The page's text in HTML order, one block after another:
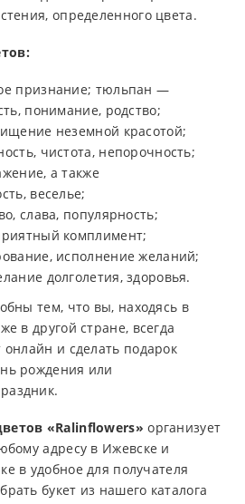
определенного цвета.
признание; тюльпан —
понимание, родство;
неземной красотой;
чистота, непорочность;
а также
веселье;
слава, популярность;
комплимент;
исполнение желаний;
долголетия, здоровья.
тем, что вы, находясь в
в другой стране, всегда
онлайн и сделать подарок
рождения или
«Ralinflowers» организует
адресу в Ижевске и
в удобное для получателя
букет из нашего каталога